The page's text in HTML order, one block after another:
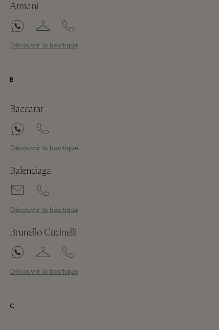
Armani
Découvrir la boutique
B
Baccarat
Découvrir la boutique
Balenciaga
Découvrir la boutique
Brunello Cucinelli
Découvrir la boutique
C